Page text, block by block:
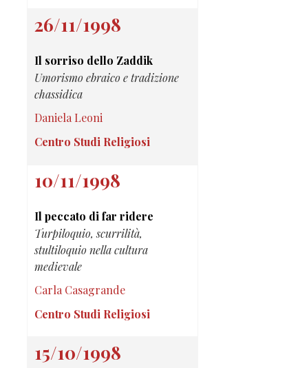
26/11/1998
Il sorriso dello Zaddik
Umorismo ebraico e tradizione
chassidica
Daniela Leoni
Centro Studi Religiosi
10/11/1998
Il peccato di far ridere
Turpiloquio, scurrilità,
stultiloquio nella cultura
medievale
Carla Casagrande
Centro Studi Religiosi
15/10/1998